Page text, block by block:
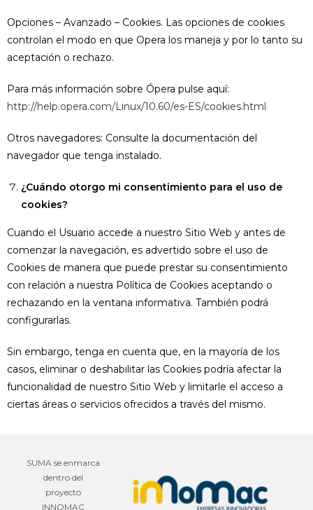
Opciones – Avanzado – Cookies. Las opciones de cookies
controlan el modo en que Opera los maneja y por lo tanto su
aceptación o rechazo.
Para más información sobre Ópera pulse aquí:
http://help.opera.com/Linux/10.60/es-ES/cookies.html
Otros navegadores: Consulte la documentación del
navegador que tenga instalado.
¿Cuándo otorgo mi consentimiento para el uso de
cookies?
Cuando el Usuario accede a nuestro Sitio Web y antes de
comenzar la navegación, es advertido sobre el uso de
Cookies de manera que puede prestar su consentimiento
con relación a nuestra Política de Cookies aceptando o
rechazando en la ventana informativa. También podrá
configurarlas.
Sin embargo, tenga en cuenta que, en la mayoría de los
casos, eliminar o deshabilitar las Cookies podría afectar la
funcionalidad de nuestro Sitio Web y limitarle el acceso a
ciertas áreas o servicios ofrecidos a través del mismo.
SUMA se enmarca
dentro del
proyecto
INNOMAC